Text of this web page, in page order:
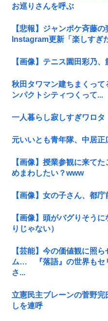
お巡りさんを呼ぶ
【悲報】ジャンポケ斉藤
Instagram更新「楽しすぎ
【画像】テニス園田彩乃
秋田タワマン建ちまくっ
ンパクトシティつくって...
一人暮らし寂しすぎワロタ
元いいとも青年隊、中居正
【画像】授業参観に来て
めまわしたい？www
【画像】女の子さん、都
【画像】頭がバグりそう
りじゃない）
【芸能】今の価値観に照
ム… 『落語』の世界もセ
さ...
立憲民主ブレーンの菅野
しを連呼